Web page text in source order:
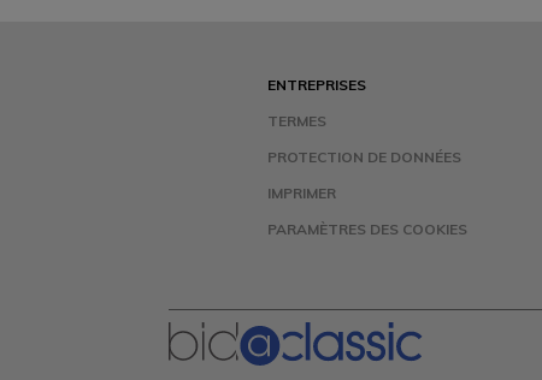
ENTREPRISES
TERMES
PROTECTION DE DONNÉES
IMPRIMER
PARAMÈTRES DES COOKIES